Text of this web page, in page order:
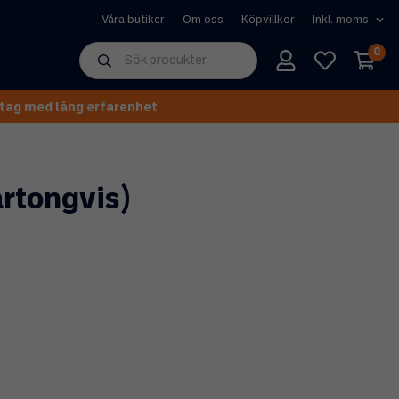
Våra butiker Om oss Köpvillkor
0
med lång erfarenhet